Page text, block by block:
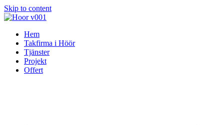
Skip to content
Hem
Takfirma i Höör
Tjänster
Projekt
Offert